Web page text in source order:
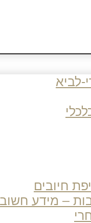
לביא
חיובים
– מידע